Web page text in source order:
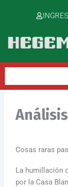
Análisis
Cosas raras
La humillación
por la Casa